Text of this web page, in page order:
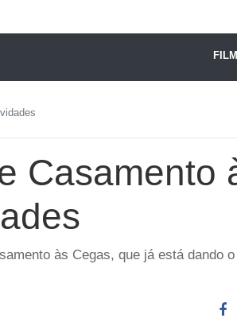
Casamento
às Cegas, que já está dando